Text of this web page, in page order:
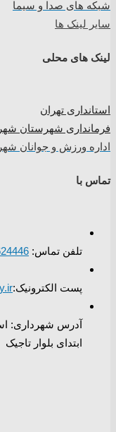
شبکه های صدا و سیما
سایر لینک ها
لینک های محلی
استانداری تهران
فرمانداری شهرستان
اداره ورزش و جوانان
تماس با
تلفن تماس: 021
پست الکترونیک:
آدرس شهرداری:
ابتدای بلوار تاجیک